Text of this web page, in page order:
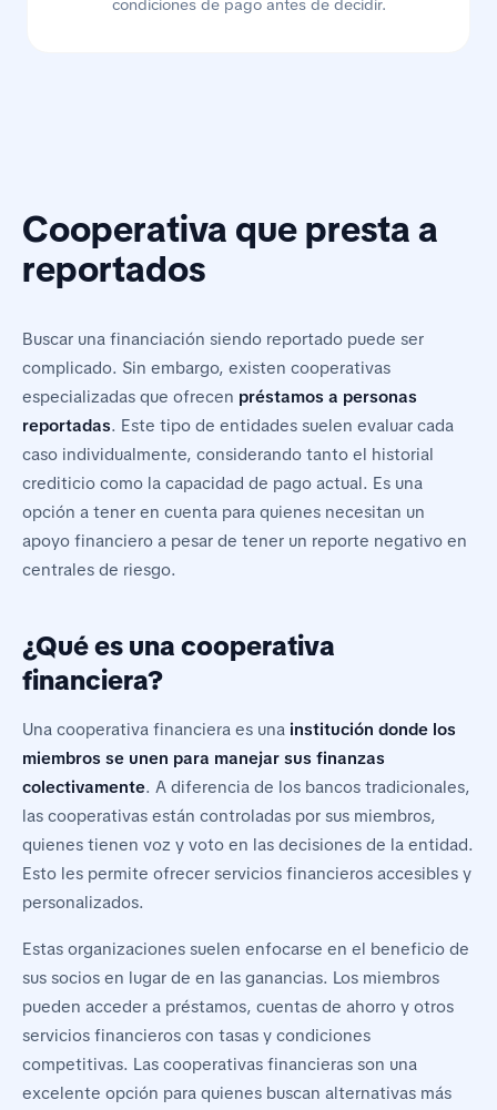
condiciones de pago antes de decidir.
Cooperativa que presta a
reportados
Buscar una financiación siendo reportado puede ser
complicado. Sin embargo, existen cooperativas
especializadas que ofrecen préstamos a personas
reportadas. Este tipo de entidades suelen evaluar cada
caso individualmente, considerando tanto el historial
crediticio como la capacidad de pago actual. Es una
opción a tener en cuenta para quienes necesitan un
apoyo financiero a pesar de tener un reporte negativo en
centrales de riesgo.
¿Qué es una cooperativa
financiera?
Una cooperativa financiera es una institución donde los
miembros se unen para manejar sus finanzas
colectivamente. A diferencia de los bancos tradicionales,
las cooperativas están controladas por sus miembros,
quienes tienen voz y voto en las decisiones de la entidad.
Esto les permite ofrecer servicios financieros accesibles y
personalizados.
Estas organizaciones suelen enfocarse en el beneficio de
sus socios en lugar de en las ganancias. Los miembros
pueden acceder a préstamos, cuentas de ahorro y otros
servicios financieros con tasas y condiciones
competitivas. Las cooperativas financieras son una
excelente opción para quienes buscan alternativas más